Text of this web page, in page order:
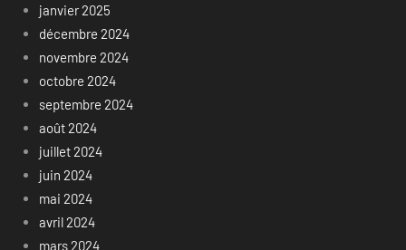
janvier 2025
décembre 2024
novembre 2024
octobre 2024
septembre 2024
août 2024
juillet 2024
juin 2024
mai 2024
avril 2024
mars 2024